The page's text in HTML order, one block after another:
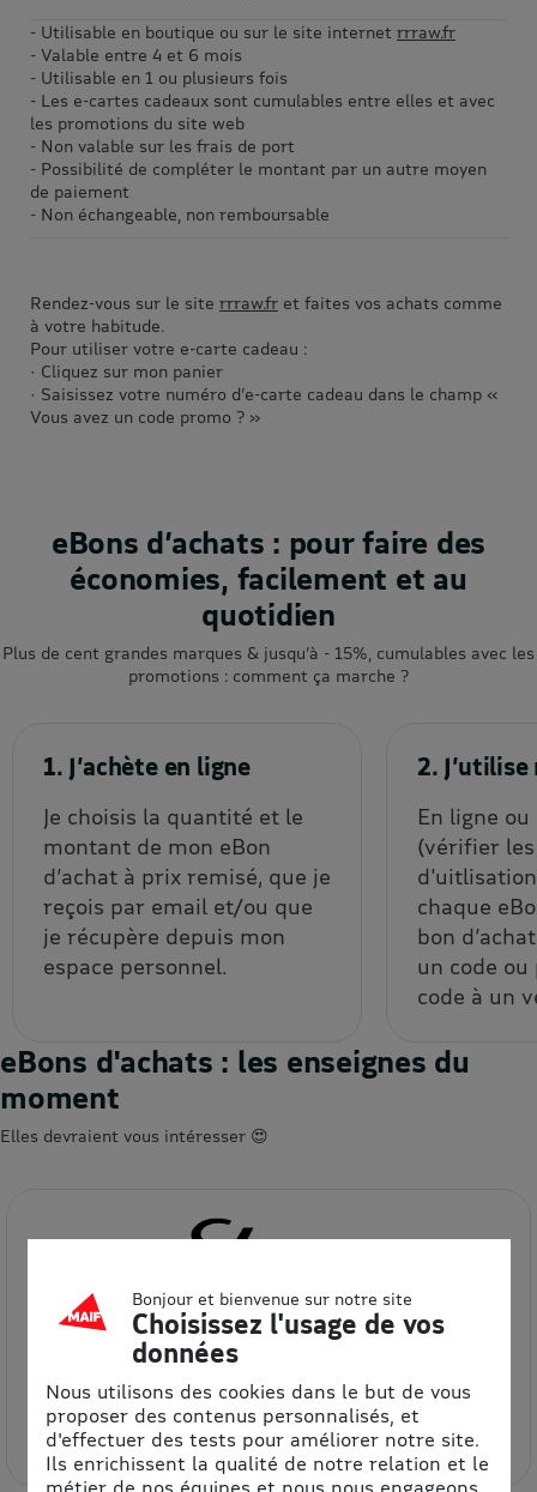
- Utilisable en boutique ou sur le site internet rrraw.fr
- Valable entre 4 et 6 mois
- Utilisable en 1 ou plusieurs fois
- Les e-cartes cadeaux sont cumulables entre elles et avec
les promotions du site web
- Non valable sur les frais de port
- Possibilité de compléter le montant par un autre moyen
de paiement
- Non échangeable, non remboursable
Rendez-vous sur le site rrraw.fr et faites vos achats comme
à votre habitude.
Pour utiliser votre e-carte cadeau :
· Cliquez sur mon panier
· Saisissez votre numéro d’e-carte cadeau dans le champ «
Vous avez un code promo ? »
eBons d’achats : pour faire des
économies, facilement et au
quotidien
Plus de cent grandes marques & jusqu’à - 15%, cumulables avec les
promotions : comment ça marche ?
1. J’achète en ligne
Je choisis la quantité et le
montant de mon eBon
d’achat à prix remisé, que je
reçois par email et/ou que
je récupère depuis mon
espace personnel.
2.
En ligne
(vérifier
chaque
bon
un code
code à un
eBons d'achats : les enseignes du
moment
Elles devraient vous intéresser 😍
Etam
8.5% de remise
Bonjour et bienvenue sur notre site
Choisissez l'usage de vos
données
Nous utilisons des cookies dans le but de vous
proposer des contenus personnalisés, et
d'effectuer des tests pour améliorer notre site.
Ils enrichissent la qualité de notre relation et le
métier de nos équipes et nous nous engageons